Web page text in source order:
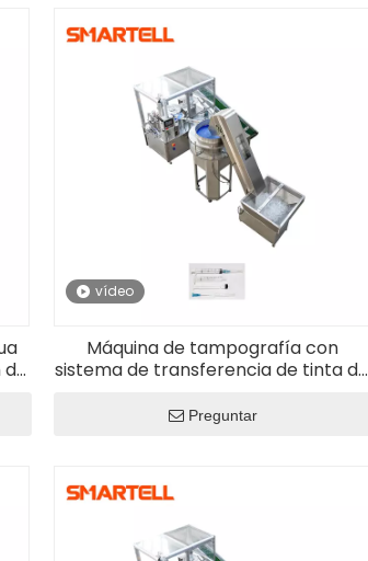
vídeo
Máquina de tampografía con
sistema de transferencia de tinta de
inteligente
Preguntar